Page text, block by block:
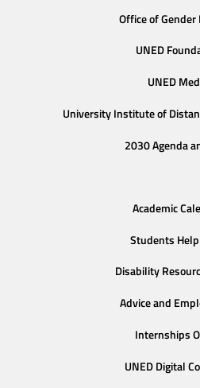
Office of
UNED
UNED
University Institute of
2030 Agenda
Academic
Students
Disability
Advice and
Internships
UNED Digital